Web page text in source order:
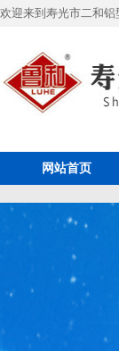
欢迎来到寿光市二和铝
网站首页